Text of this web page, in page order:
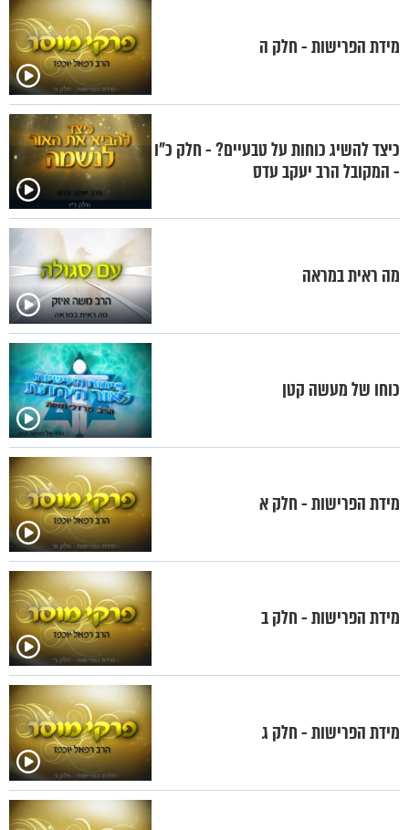
מידת הפרישות - חלק ה
כיצד להשיג כוחות על טבעיים? - חלק כ"ו
- המקובל הרב יעקב עדס
מה ראית במראה
כוחו של מעשה קטן
מידת הפרישות - חלק א
מידת הפרישות - חלק ב
מידת הפרישות - חלק ג